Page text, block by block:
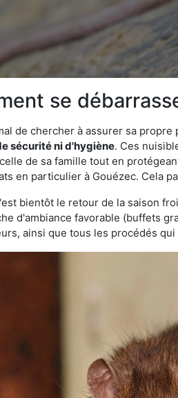
se
de chercher à assurer sa
sécurité ni d'hygiène. Ces
de sa famille tout en
en particulier à Gouézec. Cela
bientôt le retour de la saison
d'ambiance favorable (buffets
ainsi que tous les procédés